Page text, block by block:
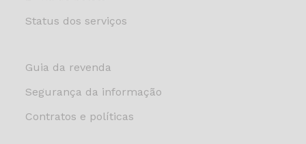
Status dos serviços
Guia da revenda
Segurança da informação
Contratos e políticas